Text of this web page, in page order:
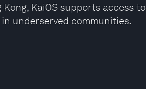
KaiOS supports access to
underserved communities.